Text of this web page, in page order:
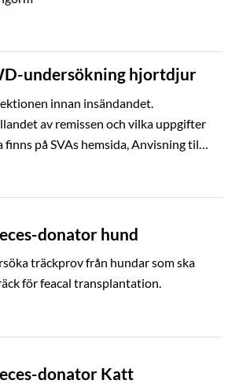
undersökning hjortdjur
innan insändandet.
av remissen och vilka uppgifter
på SVAs hemsida, Anvisning till
ska analyseras måste samtliga
vara ifyllda. Undersökning av
av prover tagna på
av insändaren.
donator hund
träckprov från hundar som ska
för feacal transplantation.
donator Katt